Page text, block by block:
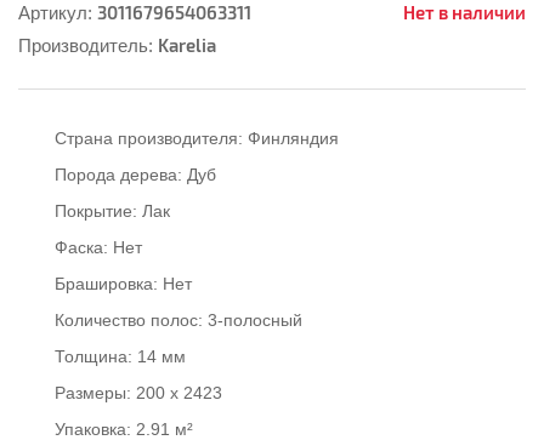
Артикул: 3011679654063311 Нет в наличии
Производитель: Karelia
Страна производителя: Финляндия
Порода дерева: Дуб
Покрытие: Лак
Фаска: Нет
Брашировка: Нет
Количество полос: 3-полосный
Толщина: 14 мм
Размеры: 200 x 2423
Упаковка: 2.91 м²